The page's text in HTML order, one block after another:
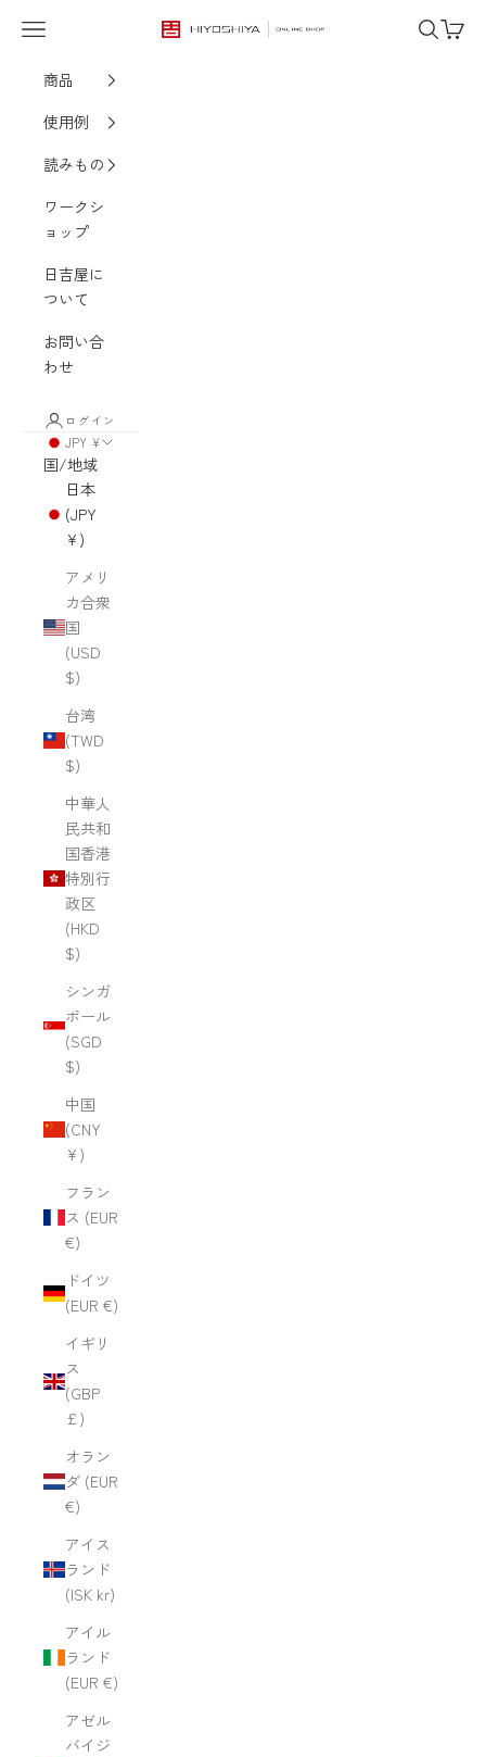
HIYOSHIYA ONLINE SHOP
メニュー 検索カート
商品
使用例
読みもの
ワークシ
ョップ
日吉屋に
ついて
お問い合
わせ
ログイン
JPY ¥
国/地域
日本
(JPY
¥)
アメリ
カ合衆
国
(USD
$)
台湾
(TWD
$)
中華人
民共和
国香港
特別行
政区
(HKD
$)
シンガ
ポール
(SGD
$)
中国
(CNY
¥)
フラン
ス (EUR
€)
ドイツ
(EUR €)
イギリ
ス
(GBP
£)
オラン
ダ (EUR
€)
アイス
ランド
(ISK kr)
アイル
ランド
(EUR €)
アゼル
バイジ